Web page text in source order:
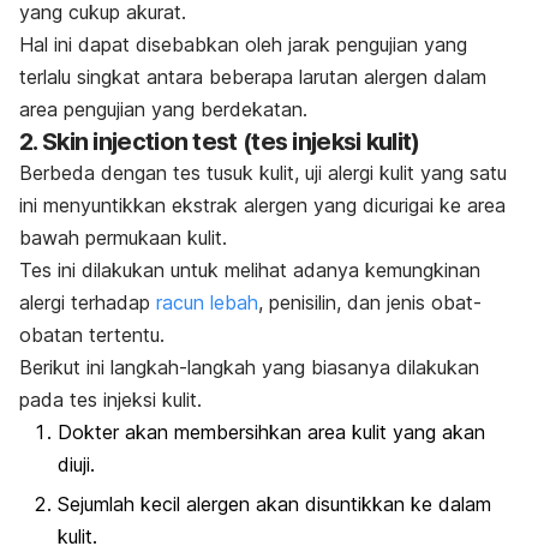
yang cukup akurat.
Hal ini dapat disebabkan oleh jarak pengujian yang
terlalu singkat antara beberapa larutan alergen dalam
area pengujian yang berdekatan.
2. Skin injection test (tes injeksi kulit)
Berbeda dengan tes tusuk kulit, uji alergi kulit yang satu
ini menyuntikkan ekstrak alergen yang dicurigai ke area
bawah permukaan kulit.
Tes ini dilakukan untuk melihat adanya kemungkinan
alergi terhadap racun lebah, penisilin, dan jenis obat-
obatan tertentu.
Berikut ini langkah-langkah yang biasanya dilakukan
pada tes injeksi kulit.
Dokter akan membersihkan area kulit yang akan
diuji.
Sejumlah kecil alergen akan disuntikkan ke dalam
kulit.